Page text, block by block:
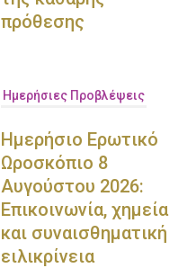
πρόθεσης
Ημερήσιες Προβλέψεις
Ημερήσιο Ερωτικό
Ωροσκόπιο 8
Αυγούστου 2026:
Επικοινωνία, χημεία
και συναισθηματική
ειλικρίνεια